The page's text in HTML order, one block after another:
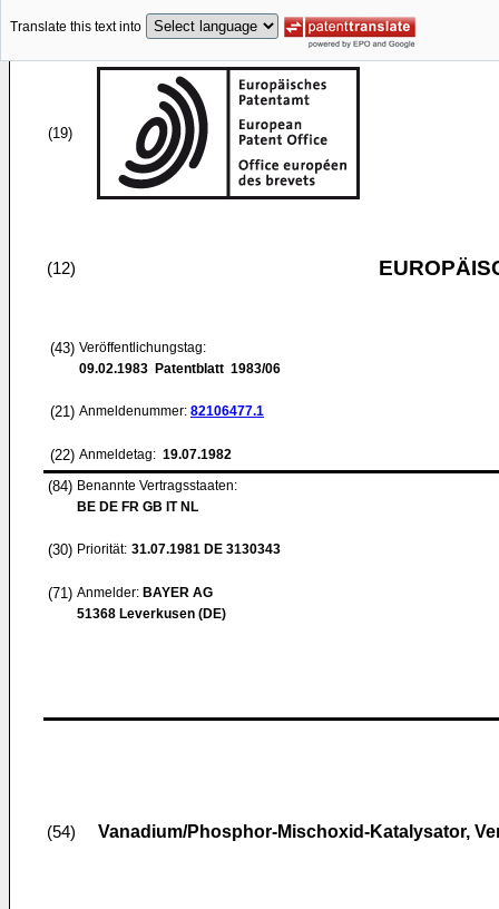
Translate this text into
(19)
(12)
(43) Veröffentlichungstag:
09.02.1983 Patentblatt 1983/06
(21) Anmeldenummer: 82106477.1
(22) Anmeldetag: 19.07.1982
(84) Benannte Vertragsstaaten:
BE DE FR GB IT NL
(30) Priorität: 31.07.1981 DE 3130343
(71) Anmelder: BAYER AG
51368 Leverkusen (DE)
(54) Vanadium/Phosphor-Mischoxid-Katalysator,